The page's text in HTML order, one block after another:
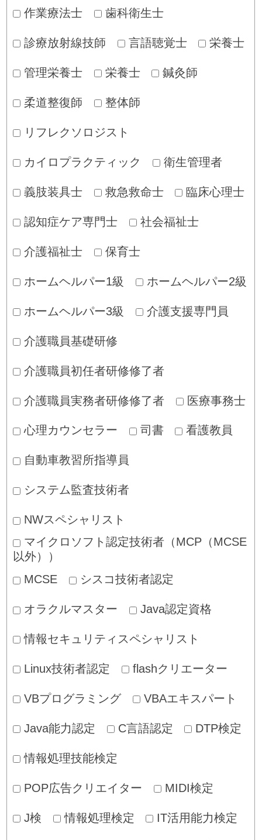
作業療法士 歯科衛生士
診療放射線技師 言語聴覚士 栄養士
管理栄養士 栄養士 鍼灸師
柔道整復師 整体師
リフレクソロジスト
カイロプラクティック 衛生管理者
義肢装具士 救急救命士 臨床心理士
認知症ケア専門士 社会福祉士
介護福祉士 保育士
ホームヘルパー1級 ホームヘルパー2級
ホームヘルパー3級 介護支援専門員
介護職員基礎研修
介護職員初任者研修修了者
介護職員実務者研修修了者 医療事務士
心理カウンセラー 司書 看護教員
自動車教習所指導員
システム監査技術者
NWスペシャリスト
マイクロソフト認定技術者（MCP（MCSE
以外））
MCSE
シスコ技術者認定
オラクルマスター Java認定資格
情報セキュリティスペシャリスト
Linux技術者認定 flashクリエーター
VBプログラミング VBAエキスパート
Java能力認定 C言語認定 DTP検定
情報処理技能検定
POP広告クリエイター MIDI検定
J検 情報処理検定 IT活用能力検定